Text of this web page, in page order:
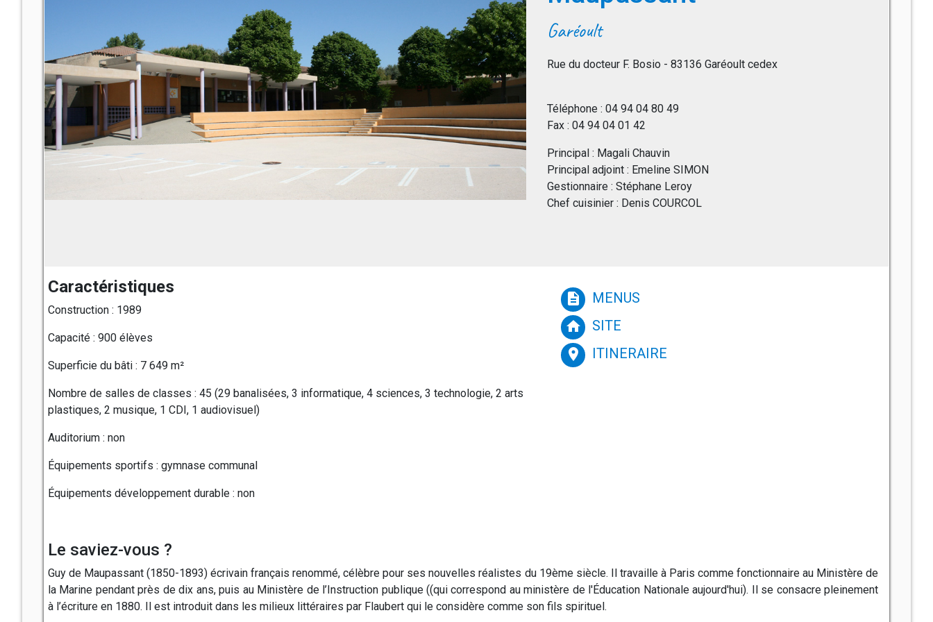
Garéoult
Rue du docteur F. Bosio - 83136 Garéoult cedex
Téléphone : 04 94 04 80 49
Fax : 04 94 04 01 42
Principal : Magali Chauvin
Principal adjoint : Emeline SIMON
Gestionnaire : Stéphane Leroy
Chef cuisinier : Denis COURCOL
Caractéristiques
Construction : 1989
Capacité : 900 élèves
Superficie du bâti : 7 649 m²
Nombre de salles de classes : 45 (29 banalisées, 3 informatique, 4 sciences, 3 technologie, 2 arts
plastiques, 2 musique, 1 CDI, 1 audiovisuel)
Auditorium : non
Équipements sportifs : gymnase communal
Équipements développement durable : non
description
MENUS
home
SITE
place
ITINERAIRE
Le saviez-vous ?
Guy de Maupassant (1850-1893) écrivain français renommé, célèbre pour ses nouvelles réalistes du 19ème siècle. Il travaille à Paris comme fonctionnaire au Ministère de
la Marine pendant près de dix ans, puis au Ministère de l’Instruction publique ((qui correspond au ministère de l'Éducation Nationale aujourd'hui). Il se consacre pleinement
à l’écriture en 1880. Il est introduit dans les milieux littéraires par Flaubert qui le considère comme son fils spirituel.